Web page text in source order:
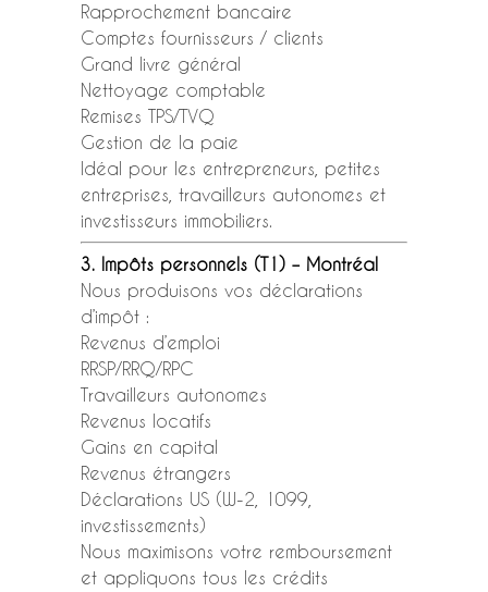
Rapprochement bancaire
Comptes fournisseurs / clients
Grand livre général
Nettoyage comptable
Remises TPS/TVQ
Gestion de la paie
Idéal pour les entrepreneurs, petites
entreprises, travailleurs autonomes et
investisseurs immobiliers.
3. Impôts personnels (T1) – Montréal
Nous produisons vos déclarations
d’impôt :
Revenus d’emploi
RRSP/RRQ/RPC
Travailleurs autonomes
Revenus locatifs
Gains en capital
Revenus étrangers
Déclarations US (W-2, 1099,
investissements)
Nous maximisons votre remboursement
et appliquons tous les crédits